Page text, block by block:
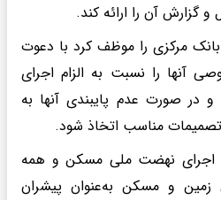
گزارش آن را ارائه کند.
مرکزی را موظف کرد با دعوت
آنها را نسبت به الزام اجرای
در صورت عدم پایبندی آنها به
تصمیمات مناسب اتخاذ شود.
اجرای نهضت ملی مسکن و همه
و مسکن به‌عنوان پیشران